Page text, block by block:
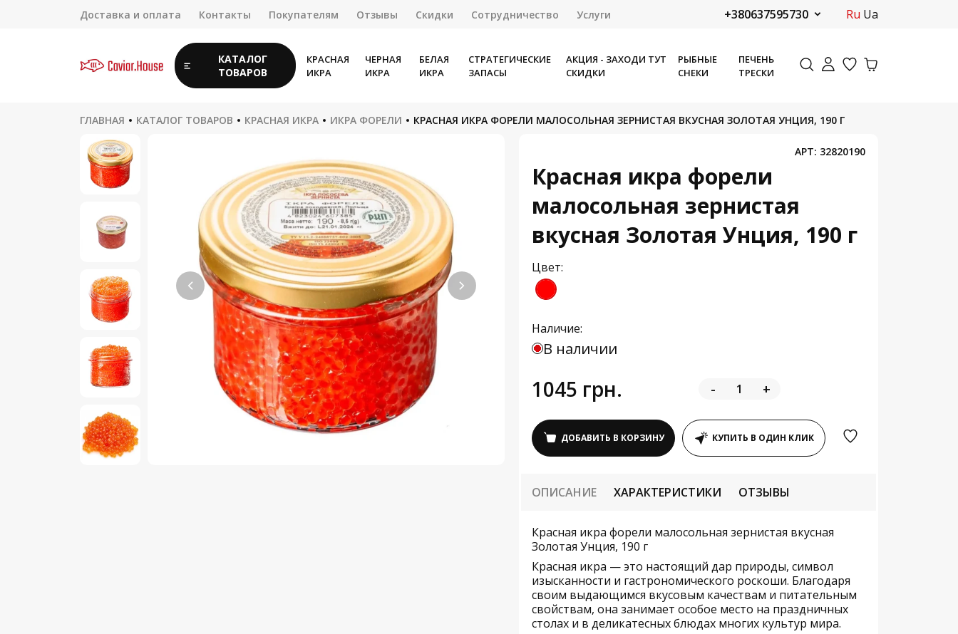
Доставка и оплата Контакты Покупателям Отзывы Скидки Сотрудничество Услуги +380637595730 ru ua
КАТАЛОГ
ТОВАРОВ
КРАСНАЯ
ИКРА
ЧЕРНАЯ
ИКРА
БЕЛАЯ
ИКРА
СТРАТЕГИЧЕСКИЕ
ЗАПАСЫ
АКЦИЯ - ЗАХОДИ ТУТ
СКИДКИ
РЫБНЫЕ
СНЕКИ
ПЕЧЕНЬ
ТРЕСКИ
ГЛАВНАЯ КАТАЛОГ ТОВАРОВ КРАСНАЯ ИКРА ИКРА ФОРЕЛИ КРАСНАЯ ИКРА ФОРЕЛИ МАЛОСОЛЬНАЯ ЗЕРНИСТАЯ ВКУСНАЯ ЗОЛОТАЯ УНЦИЯ, 190 Г
АРТ: 32820190
Красная икра форели
малосольная зернистая
вкусная Золотая Унция, 190 г
Цвет:
Наличие:
В наличии
1045 грн. - +
ДОБАВИТЬ В КОРЗИНУ КУПИТЬ В ОДИН КЛИК
ОПИСАНИЕ ХАРАКТЕРИСТИКИ ОТЗЫВЫ
Красная икра форели малосольная зернистая вкусная
Золотая Унция, 190 г
Красная икра — это настоящий дар природы, символ
изысканности и гастрономического роскоши. Благодаря
своим выдающимся вкусовым качествам и питательным
свойствам, она занимает особое место на праздничных
столах и в деликатесных блюдах многих культур мира.